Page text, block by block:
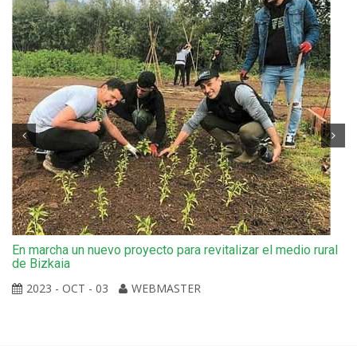
En marcha un nuevo proyecto para revitalizar el medio rural
de Bizkaia
2023 - OCT - 03
WEBMASTER